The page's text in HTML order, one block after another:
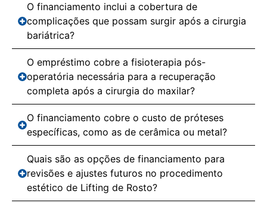
O financiamento inclui a cobertura de
complicações que possam surgir após a cirurgia
bariátrica?
O empréstimo cobre a fisioterapia pós-
operatória necessária para a recuperação
completa após a cirurgia do maxilar?
O financiamento cobre o custo de próteses
específicas, como as de cerâmica ou metal?
Quais são as opções de financiamento para
revisões e ajustes futuros no procedimento
estético de Lifting de Rosto?